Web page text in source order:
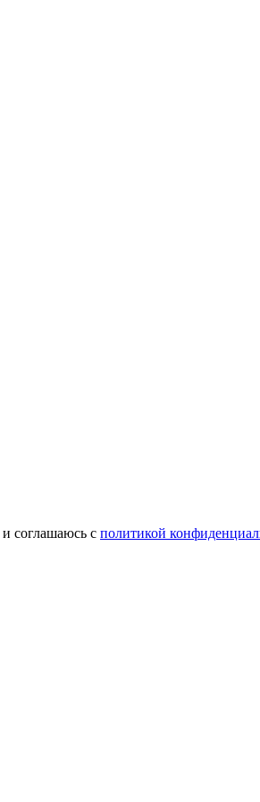
и соглашаюсь с политикой